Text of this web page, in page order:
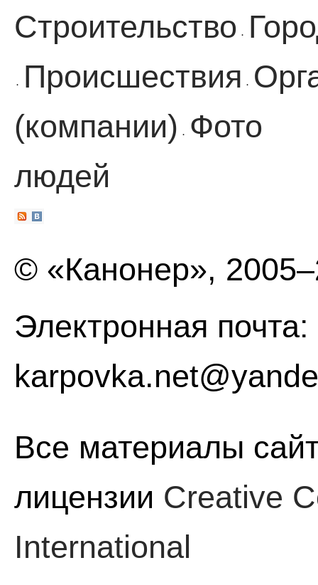
Строительство ·
· Происшествия ·
(компании)
·
Фото
людей
© «Канонер»,
Электронная почта:
Все материалы
лицензии Creative
International